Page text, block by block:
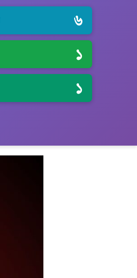
৬
১
১